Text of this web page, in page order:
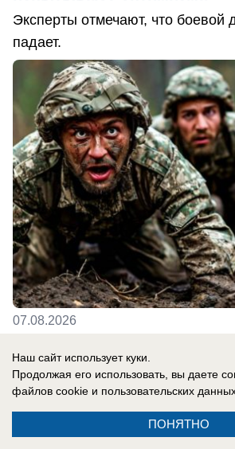
Эксперты отмечают, что боевой
падает.
07.08.2026
В России
«Ожидаем провокаций»:
юг России и Крым — над
самолет-разведчик
Наш сайт использует куки.
Продолжая его использовать, вы даете
файлов cookie и пользовательских
ПОНЯТНО